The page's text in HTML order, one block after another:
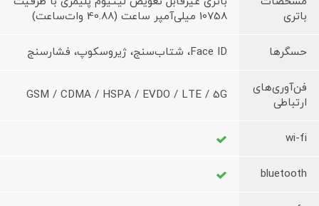
باتری
10758 میلی‌آمپر ساعت (40.88 وات‌ساعت)
حسگرها Face ID، شتاب‌سنج، ژیروسکوپ، فشارسنج
فن‌آوری‌های
ارتباطی
GSM / CDMA / HSPA / EVDO / LTE / 5G
wi-fi
bluetooth